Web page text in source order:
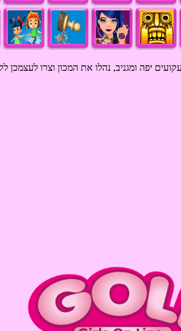
יפה ומגניב, נהלו את המכון וצרו לעצמכן